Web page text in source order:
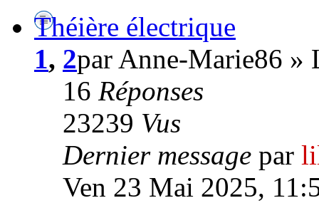
Théière électrique
1, 2par Anne-Marie86 »
16 Réponses
23239 Vus
Dernier message par
Ven 23 Mai 2025,